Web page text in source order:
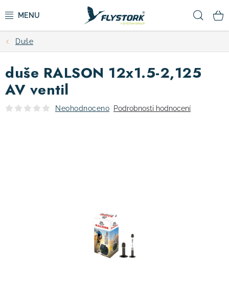
na
CYKLISTIKA
ZIMNÍ SPORTY
KOLOBĚŽKY
Obchodní podmínky
Doprava a platba
Duše
duše RALSON 12x1.5-2,125
AV ventil
Neohodnoceno Podrobnosti hodnocení